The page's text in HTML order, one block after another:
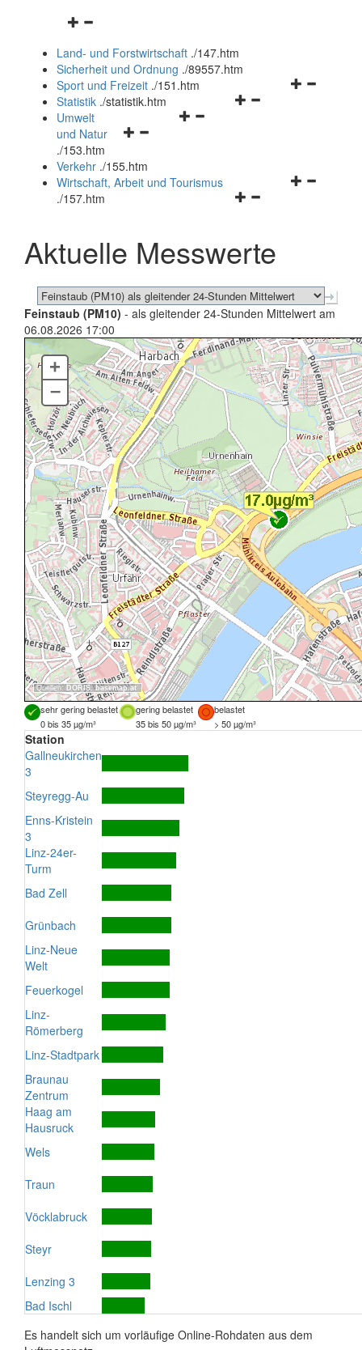
Navigationsmenü
und
schließen
Land- und Forstwirtschaft ./147.htm
Sicherheit und Ordnung ./89557.htm
Navigationsmenü
Sport und Freizeit ./151.htm
Navigationsmenü
Statistik ./statistik.htm
Navigationsmenü
und
schließen
Umwelt
und Natur
./153.htm
Verkehr ./155.htm
Navigationsmenü
schließen
Wirtschaft, Arbeit und Tourismus
./157.htm
Aktuelle Messwerte
Feinstaub (PM10) - als gleitender 24-Stunden Mittelwert am
06.08.2026 17:00
Quellen: DORIS,basemap.at
+
–
sehr gering belastet gering belastet
belastet
0 bis 35 µg/m³
35 bis 50 µg/m³ > 50 µg/m³
Station
Gallneukirchen
3
Steyregg-Au
Enns-Kristein
3
Linz-24er-
Turm
Bad Zell
Grünbach
Linz-Neue
Welt
Feuerkogel
Linz-
Römerberg
Linz-Stadtpark
Braunau
Zentrum
Haag am
Hausruck
Wels
Traun
Vöcklabruck
Steyr
Lenzing 3
Bad Ischl
Es handelt sich um vorläufige Online-Rohdaten aus dem